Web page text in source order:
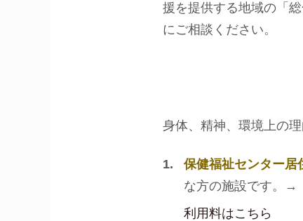
援を提供する地域の「
にご相談ください。
身体、精神、環境上の
保健福祉センター居
な方の施設です。→
利用料はこちら